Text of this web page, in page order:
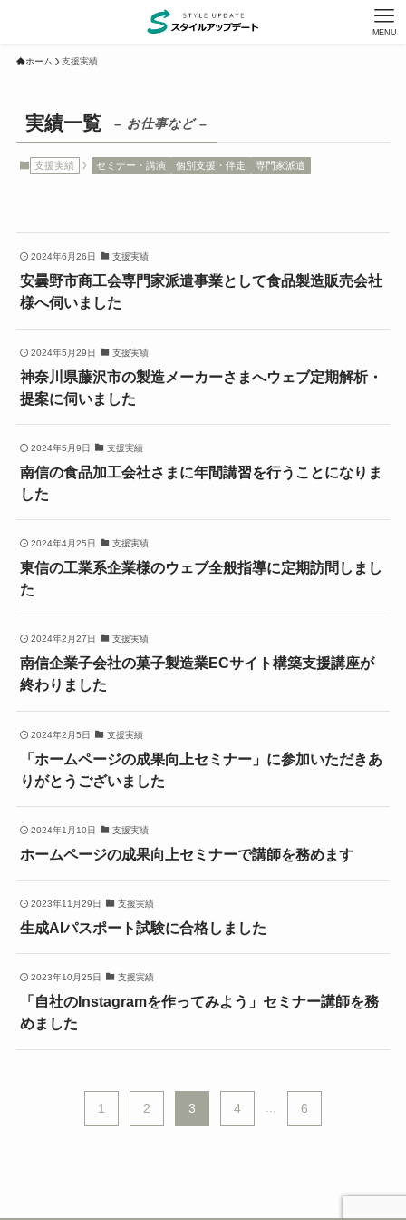
MENU
ホーム 支援実績
実績一覧 – お仕事など –
支援実績 セミナー・講演 個別支援・伴走 専門家派遣
2024年6月26日 支援実績
安曇野市商工会専門家派遣事業として食品製造販売会社
様へ伺いました
2024年5月29日 支援実績
神奈川県藤沢市の製造メーカーさまへウェブ定期解析・
提案に伺いました
2024年5月9日 支援実績
南信の食品加工会社さまに年間講習を行うことになりま
した
2024年4月25日 支援実績
東信の工業系企業様のウェブ全般指導に定期訪問しまし
た
2024年2月27日 支援実績
南信企業子会社の菓子製造業ECサイト構築支援講座が
終わりました
2024年2月5日 支援実績
「ホームページの成果向上セミナー」に参加いただきあ
りがとうございました
2024年1月10日 支援実績
ホームページの成果向上セミナーで講師を務めます
2023年11月29日 支援実績
生成AIパスポート試験に合格しました
2023年10月25日 支援実績
「自社のInstagramを作ってみよう」セミナー講師を務
めました
1 2 3 4 6